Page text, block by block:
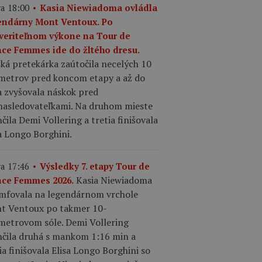
18:00
Kasia Niewiadoma ovládla
Mont Ventoux. Po
výkone na Tour de
Femmes ide do žltého dresu.
pretekárka zaútočila necelých 10
pred koncom etapy a až do
zvyšovala náskok pred
Na druhom mieste
Demi Vollering a tretia finišovala
Longo Borghini.
17:46
Výsledky 7. etapy Tour de
Femmes 2026. Kasia Niewiadoma
na legendárnom vrchole
Ventoux po takmer 10-
sóle. Demi Vollering
druhá s mankom 1:16 min a
finišovala Elisa Longo Borghini so